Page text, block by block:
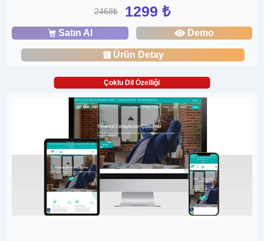
2468₺ 1299 ₺
Satın Al Demo
Ürün Detay
Çoklu Dil Özelliği